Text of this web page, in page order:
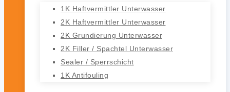
1K Haftvermittler Unterwasser
2K Haftvermittler Unterwasser
2K Grundierung Unterwasser
2K Filler / Spachtel Unterwasser
Sealer / Sperrschicht
1K Antifouling